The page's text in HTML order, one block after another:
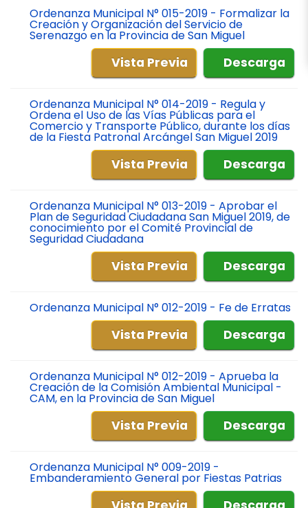
Ordenanza Municipal N° 015-2019 - Formalizar la
Creación y Organización del Servicio de
Serenazgo en la Provincia de San Miguel
Descarga
Vista Previa
Ordenanza Municipal N° 014-2019 - Regula y
Ordena el Uso de las Vías Públicas para el
Comercio y Transporte Público, durante los días
de la Fiesta Patronal Arcángel San Miguel 2019
Descarga
Vista Previa
Ordenanza Municipal N° 013-2019 - Aprobar el
Plan de Seguridad Ciudadana San Miguel 2019, de
conocimiento por el Comité Provincial de
Seguridad Ciudadana
Descarga
Vista Previa
Ordenanza Municipal N° 012-2019 - Fe de Erratas
Descarga
Vista Previa
Ordenanza Municipal N° 012-2019 - Aprueba la
Creación de la Comisión Ambiental Municipal -
CAM, en la Provincia de San Miguel
Descarga
Vista Previa
Ordenanza Municipal N° 009-2019 -
Embanderamiento General por Fiestas Patrias